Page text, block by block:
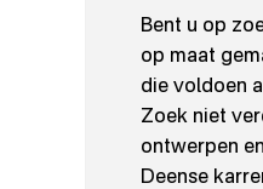
Bent u op
op maat
die voldoen
Zoek niet
ontwerpen
Deense